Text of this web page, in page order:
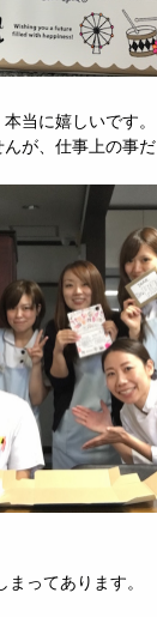
当に嬉しいです。
が、仕事上の事
ってあります。